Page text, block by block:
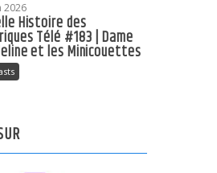
2026
Histoire des
Télé #183 | Dame
et les Minicouettes